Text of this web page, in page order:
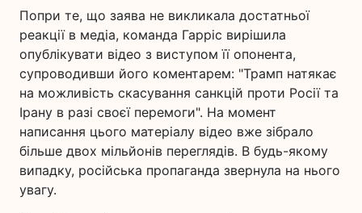
Попри те, що заява не викликала достатньої
реакції в медіа, команда Гарріс вирішила
опублікувати відео з виступом її опонента,
супроводивши його коментарем: "Трамп натякає
на можливість скасування санкцій проти Росії та
Ірану в разі своєї перемоги". На момент
написання цього матеріалу відео вже зібрало
більше двох мільйонів переглядів. В будь-якому
випадку, російська пропаганда звернула на нього
увагу.